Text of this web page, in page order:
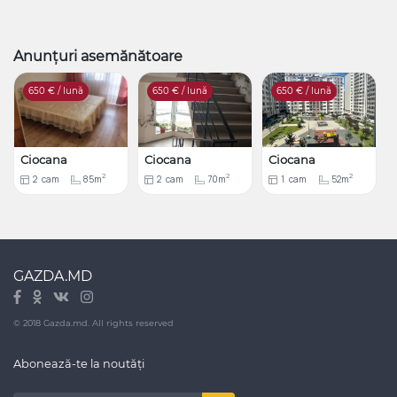
Anunțuri asemănătoare
650 € / lună
Ciocana
2 cam 85m2
650 € / lună
Ciocana
2 cam 70m2
650 € / lună
Ciocana
1 cam 52m2
GAZDA.MD
© 2018 Gazda.md. All rights reserved
Abonează-te la noutăți